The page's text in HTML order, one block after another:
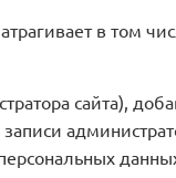
в том
сайта),